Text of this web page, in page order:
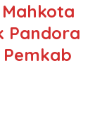
Mahkota
Pandora